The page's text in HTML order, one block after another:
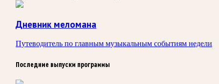
Дневник меломана
Путеводитель по главным музыкальным событиям недели
Последние выпуски программы